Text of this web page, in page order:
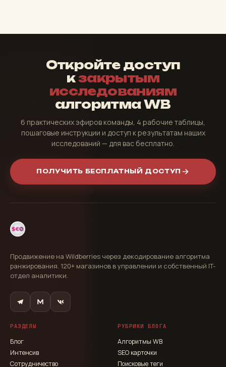
Откройте доступ
кзакрытым
исследованиям
алгоритма WB
6 практических эфиров команды, 4 рабочие таблицы,
пошаговые инструкции и доступ к результатам наших
исследований — для вас бесплатно.
ПОЛУЧИТЬ БЕСПЛАТНЫЙ ДОСТУП
Продвижение на Wildberries через декодирование алгоритма
ранжирования. 120+ магазинов в управлении и собственный IT-
отдел аналитики.
РАЗДЕЛЫ
Блог
Интенсив
Сотрудничество
РУБРИКИ БЛОГА
Алгоритмы WB
SEO карточки
Поисковые теги